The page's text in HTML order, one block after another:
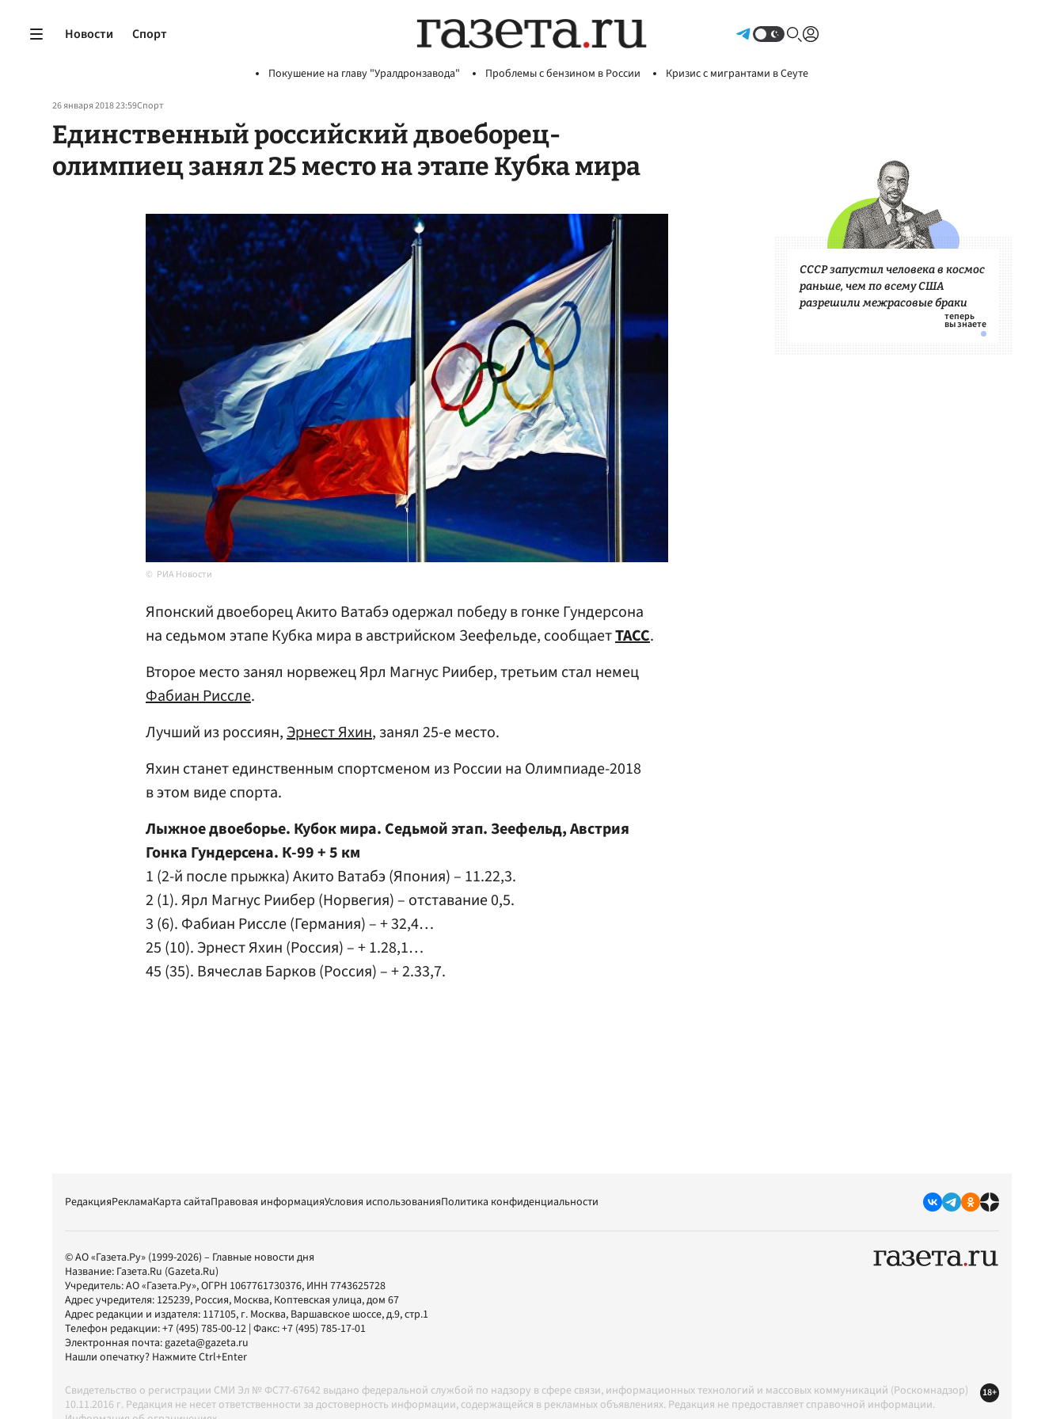
Новости Спорт
Покушение на главу "Уралдронзавода" Проблемы с бензином в России Кризис с мигрантами в Сеуте
26 января 2018 23:59Спорт
Единственный российский двоеборец-
олимпиец занял 25 место на этапе Кубка мира
РИА Новости
Японский двоеборец Акито Ватабэ одержал победу в гонке Гундерсона
на седьмом этапе Кубка мира в австрийском Зеефельде, сообщаетТАСС.
Второе место занял норвежец Ярл Магнус Риибер, третьим стал немец
Фабиан Риссле.
Лучший из россиян,Эрнест Яхин, занял 25-е место.
Яхин станет единственным спортсменом из России на Олимпиаде-2018
в этом виде спорта.
Лыжное двоеборье. Кубок мира. Седьмой этап. Зеефельд, Австрия
Гонка Гундерсена. К-99 + 5 км
1 (2-й после прыжка) Акито Ватабэ (Япония) – 11.22,3.
2 (1). Ярл Магнус Риибер (Норвегия) – отставание 0,5.
3 (6). Фабиан Риссле (Германия) – + 32,4…
25 (10). Эрнест Яхин (Россия) – + 1.28,1…
45 (35). Вячеслав Барков (Россия) – + 2.33,7.
СССР запустил человека в космос
раньше, чем по всему США
разрешили межрасовые браки
РедакцияРекламаКарта сайтаПравовая информацияУсловия использованияПолитика конфиденциальности
© АО «Газета.Ру» (1999-2026) – Главные новости дня
Название: Газета.Ru (Gazeta.Ru)
Учредитель:АО «Газета.Ру», ОГРН 1067761730376, ИНН 7743625728
Адрес учредителя: 125239, Россия, Москва, Коптевская улица, дом 67
Адрес редакции и издателя: 117105, г. Москва, Варшавское шоссе, д.9, стр.1
Телефон редакции:+7 (495) 785-00-12 | Факс:+7 (495) 785-17-01
Электронная почта:gazeta@gazeta.ru
Нашли опечатку? Нажмите Ctrl+Enter
Свидетельство о регистрации СМИ Эл № ФС77-67642 выдано федеральной службой по надзору в сфере связи, информационных технологий и массовых коммуникаций (Роскомнадзор)
10.11.2016 г. Редакция не несет ответственности за достоверность информации, содержащейся в рекламных объявлениях. Редакция не предоставляет справочной информации.
18+